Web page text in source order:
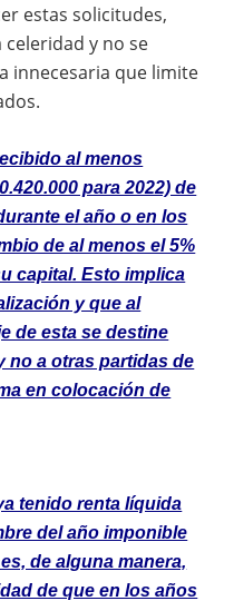
estas solicitudes,
y no se
innecesaria que limite
al menos
para 2022) de
el año o en los
de al menos el 5%
capital. Esto implica
y que al
de esta se destine
no a otras partidas de
en colocación de
tenido renta líquida
del año imponible
de alguna manera,
de que en los años